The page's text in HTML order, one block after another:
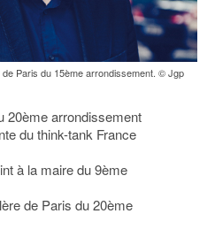
Paris du 15ème arrondissement. © Jgp
20ème arrondissement
du think-tank France
à la maire du 9ème
de Paris du 20ème